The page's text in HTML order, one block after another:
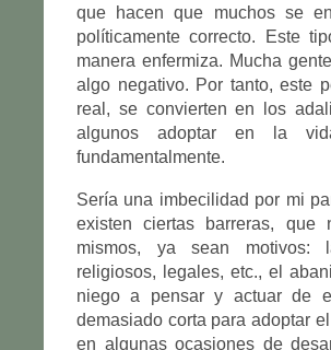
que hacen que muchos se
políticamente correcto. Este
manera enfermiza. Mucha
algo negativo. Por tanto, este
real, se convierten en los
algunos adoptar en la
fundamentalmente.
Sería una imbecilidad por mi
existen ciertas barreras,
mismos, ya sean motivos:
religiosos, legales, etc., el
niego a pensar y actuar de
demasiado corta para adoptar
en algunas ocasiones de